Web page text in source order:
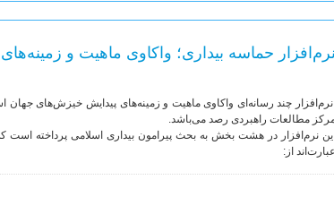
نرم‌افزار حماسه بیداری؛ واکاوی ماهیت و
نرم‌افزار چند رسانه‌ای واکاوی ماهیت و زمینه‌های پیدایش خیزش‌های
مطالعات راهبردی رصد می‌باشد.
این نرم‌افزار در هشت بخش به بحث پیرامون بیداری اسلامی پرداخته است
عبارت‌اند از: